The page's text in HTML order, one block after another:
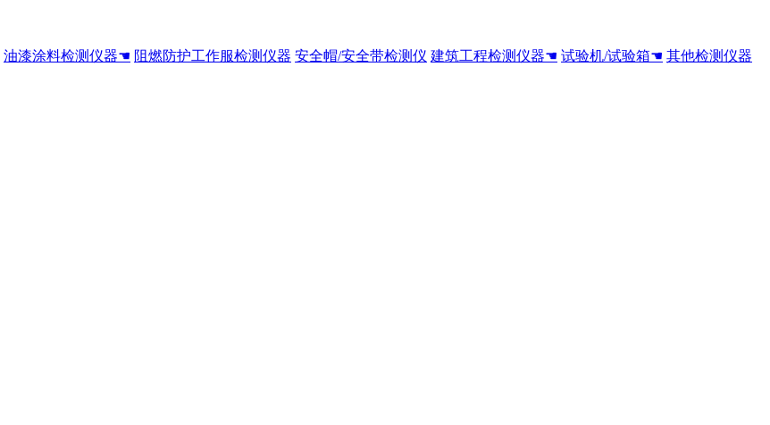
油漆涂料检测仪器☚ 阻燃防护工作服检测仪器 安全帽/安全带检测仪 建筑工程检测仪器☚ 试验机/试验箱☚ 其他检测仪器